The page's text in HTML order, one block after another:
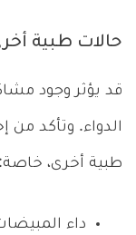
حالات طبية
قد يؤثر وجود
الدواء. وتأكد من
طبية أخرى، خاصة:
داء